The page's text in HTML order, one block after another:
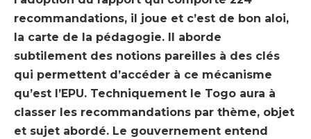
recommandations, il joue et c’est de bon aloi,
la carte de la pédagogie. Il aborde
subtilement des notions pareilles à des clés
qui permettent d’accéder à ce mécanisme
qu’est l’EPU. Techniquement le Togo aura à
classer les recommandations par thème, objet
et sujet abordé. Le gouvernement entend